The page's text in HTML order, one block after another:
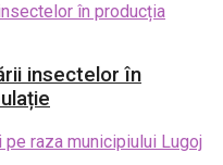
insectelor în